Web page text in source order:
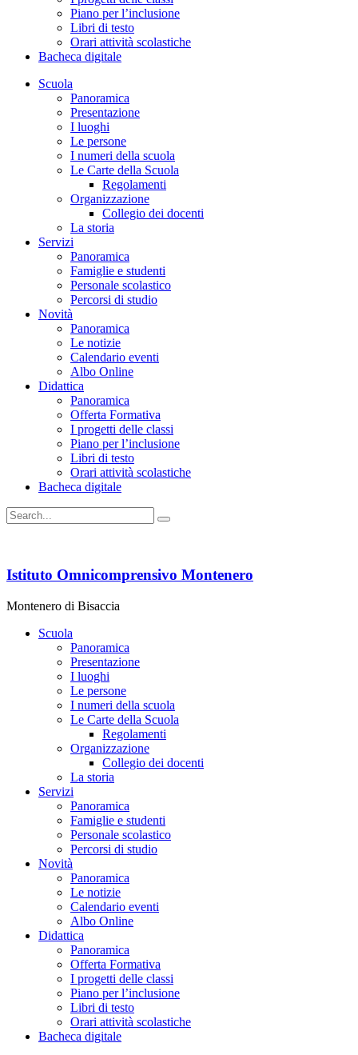
Piano per l’inclusione
Libri di testo
Orari attività scolastiche
Bacheca digitale
Scuola
Panoramica
Presentazione
I luoghi
Le persone
I numeri della scuola
Le Carte della Scuola
Regolamenti
Organizzazione
Collegio dei docenti
La storia
Servizi
Panoramica
Famiglie e studenti
Personale scolastico
Percorsi di studio
Novità
Panoramica
Le notizie
Calendario eventi
Albo Online
Didattica
Panoramica
Offerta Formativa
I progetti delle classi
Piano per l’inclusione
Libri di testo
Orari attività scolastiche
Bacheca digitale
Istituto Omnicomprensivo Montenero
Montenero di Bisaccia
Scuola
Panoramica
Presentazione
I luoghi
Le persone
I numeri della scuola
Le Carte della Scuola
Regolamenti
Organizzazione
Collegio dei docenti
La storia
Servizi
Panoramica
Famiglie e studenti
Personale scolastico
Percorsi di studio
Novità
Panoramica
Le notizie
Calendario eventi
Albo Online
Didattica
Panoramica
Offerta Formativa
I progetti delle classi
Piano per l’inclusione
Libri di testo
Orari attività scolastiche
Bacheca digitale